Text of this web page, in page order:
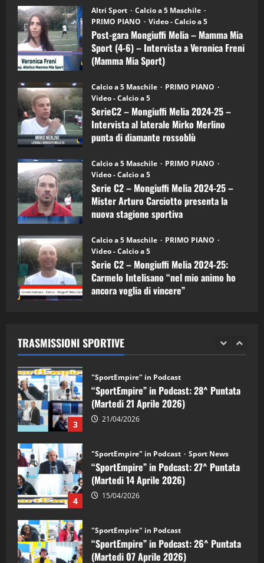
Post-
gara
Mongiuffi
Melia
–
Mamma
Mia
Sport
6)
–
Intervista
a
mister
Arturo
Carciotto
(Mongiuffi
Altri Sport
Calcio a 5 Maschile
PRIMO PIANO
Video - Calcio a 5
Post-gara Mongiuffi Melia – Mamma Mia
Sport (4-6) – Intervista a Veronica Freni
(Mamma Mia Sport)
Calcio a 5 Maschile
PRIMO PIANO
Video - Calcio a 5
SerieC2 – Mongiuffi Melia 2024-25 –
Intervista al laterale Mirko Merlino
punta di diamante rossoblù
Calcio a 5 Maschile
PRIMO PIANO
Video - Calcio a 5
Serie C2 – Mongiuffi Melia 2024-25 –
Mister Arturo Carciotto presenta la
nuova stagione sportiva
Calcio a 5 Maschile
PRIMO PIANO
Video - Calcio a 5
Serie C2 – Mongiuffi Melia 2024-25:
Carmelo Intelisano “nel mio animo ho
ancora voglia di vincere”
TRASMISSIONI SPORTIVE
3
“SportEmpire” in Podcast: 28^ Puntata
(Martedi 21 Aprile 2026)
21/04/2026
4
“SportEmpire” in Podcast: 27^ Puntata
(Martedi 14 Aprile 2026)
15/04/2026
5
“SportEmpire” in Podcast: 26^ Puntata
(Martedi 07 Aprile 2026)
08/04/2026
1
“SportEmpire” in Podcast: 30^ Puntata
(Martedi 05 Maggio 2026)
08/05/2026
2 28/04/2026
3
"SportEmpire" in Podcast
“SportEmpire” in Podcast: 28^ Puntata
(Martedi 21 Aprile 2026)
21/04/2026
4
"SportEmpire" in Podcast Sport News
“SportEmpire” in Podcast: 27^ Puntata
(Martedi 14 Aprile 2026)
15/04/2026
"SportEmpire" in Podcast
“SportEmpire” in Podcast: 26^ Puntata
(Martedi 07 Aprile 2026)